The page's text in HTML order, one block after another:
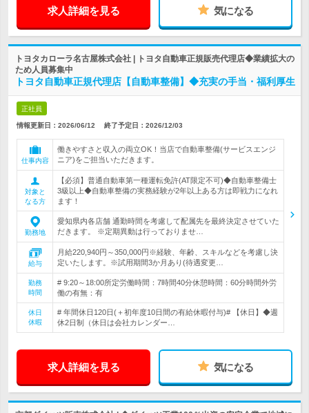
求人詳細を見る 気になる
トヨタカローラ名古屋株式会社 | トヨタ自動車正規販売代理店◆業績拡大の
ため人員募集中
トヨタ自動車正規代理店【自動車整備】◆充実の手当・福利厚生
正社員
情報更新日：2026/06/12 終了予定日： 2026/12/03
仕事内容
働きやすさと収入の両立OK！当店で自動車整備(サービスエンジ
ニア)をご担当いただきます。
対象と
なる方
【必須】普通自動車第一種運転免許(AT限定不可)◆自動車整備士
3級以上◆自動車整備の実務経験が2年以上ある方は即戦力になれ
ます！
勤務地
愛知県内各店舗 通勤時間を考慮して配属先を最終決定させていた
だきます。 ※定期異動は行っておりませ…
給与
月給220,940円～350,000円※経験、年齢、スキルなどを考慮し決
定いたします。※試用期間3か月あり(待遇変更…
勤務
時間
# 9:20～18:00所定労働時間：7時間40分休憩時間：60分時間外労
働の有無：有
休日
休暇
# 年間休日120日(＋初年度10日間の有給休暇付与)# 【休日】◆週
休2日制（休日は会社カレンダー…
求人詳細を見る 気になる